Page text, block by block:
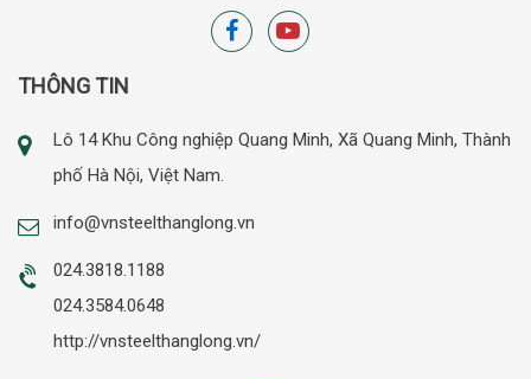
THÔNG TIN
Lô 14 Khu Công nghiệp Quang Minh, Xã Quang Minh, Thành
phố Hà Nội, Việt Nam.
info@vnsteelthanglong.vn
024.3818.1188
024.3584.0648
http://vnsteelthanglong.vn/